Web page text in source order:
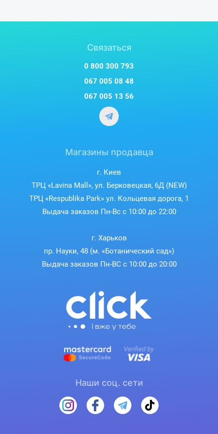
Связаться
0 800 300 793
067 005 08 48
067 005 13 56
Магазины продавца
г. Киев
ТРЦ «Lavina Mall», ул. Берковецкая, 6Д (NEW)
ТРЦ «Respublika Park» ул. Кольцевая дорога, 1
Выдача заказов Пн-Вс с 10:00 до 22:00
г. Харьков
пр. Науки, 48 (м. «Ботанический сад»)
Выдача заказов Пн-ВС с 10:00 до 20:00
Наши соц. сети